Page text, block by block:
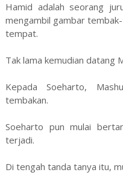
Hamid adalah seorang
mengambil gambar
tempat.
Tak lama kemudian datang
Kepada Soeharto,
tembakan.
Soeharto pun mulai
terjadi.
Di tengah tanda tanya itu,